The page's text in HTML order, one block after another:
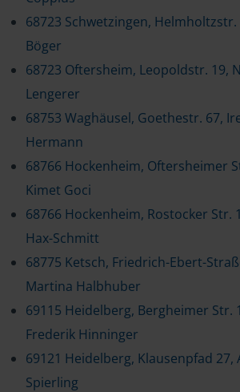
68723 Schwetzingen, Helmholtzstr.
Böger
68723 Oftersheim, Leopoldstr. 19,
Lengerer
68753 Waghäusel, Goethestr. 67,
Hermann
68766 Hockenheim, Oftersheimer
Kimet Goci
68766 Hockenheim, Rostocker Str.
Hax-Schmitt
68775 Ketsch, Friedrich-Ebert-
Martina Halbhuber
69115 Heidelberg, Bergheimer Str.
Frederik Hinninger
69121 Heidelberg, Klausenpfad 27,
Spierling